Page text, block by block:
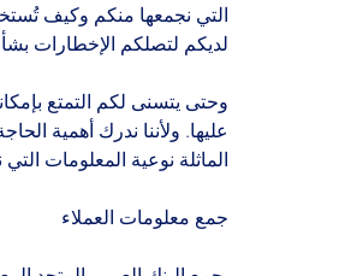
التي نجمعها منكم وكيف
لديكم لتصلكم الإخطارات
وحتى يتسنى لكم التمتع
عليها. ولأننا ندرك أهمية
الماثلة نوعية المعلومات
جمع معلومات العملاء